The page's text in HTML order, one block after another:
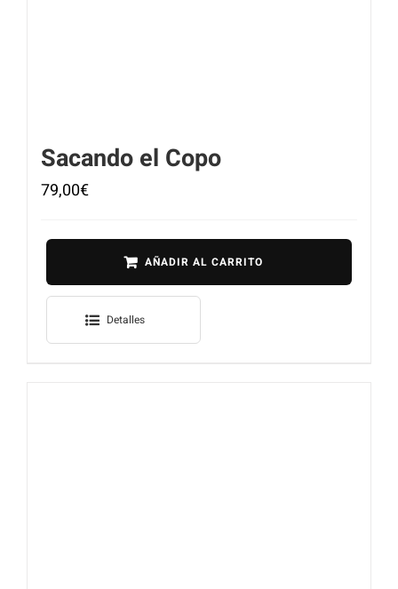
Sacando el Copo
79,00€
AÑADIR AL CARRITO
Detalles